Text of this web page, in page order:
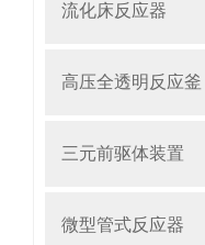
流化床反应器
高压全透明反应釜
三元前驱体装置
微型管式反应器